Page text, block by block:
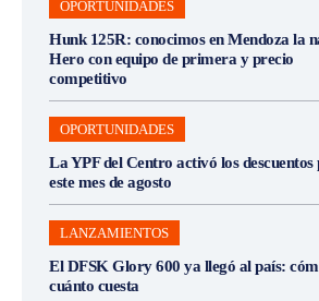
OPORTUNIDADES
Hunk 125R: conocimos en Mendoza la
Hero con equipo de primera y precio
competitivo
OPORTUNIDADES
La YPF del Centro activó los descuentos
este mes de agosto
LANZAMIENTOS
El DFSK Glory 600 ya llegó al país:
cuánto cuesta